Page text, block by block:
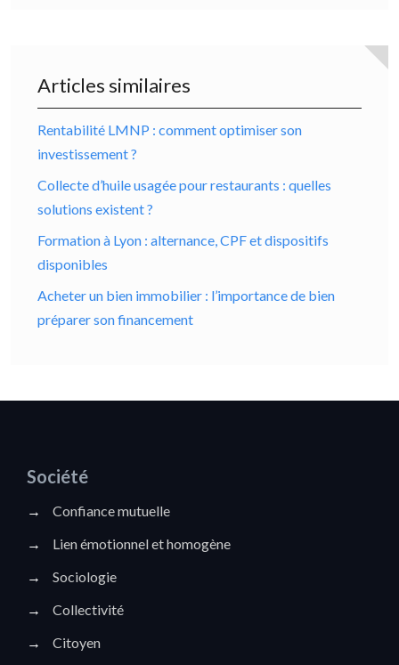
Articles similaires
Rentabilité LMNP : comment optimiser son
investissement ?
Collecte d’huile usagée pour restaurants : quelles
solutions existent ?
Formation à Lyon : alternance, CPF et dispositifs
disponibles
Acheter un bien immobilier : l’importance de bien
préparer son financement
Société
→
Confiance mutuelle
→
Lien émotionnel et homogène
→
Sociologie
→
Collectivité
→
Citoyen